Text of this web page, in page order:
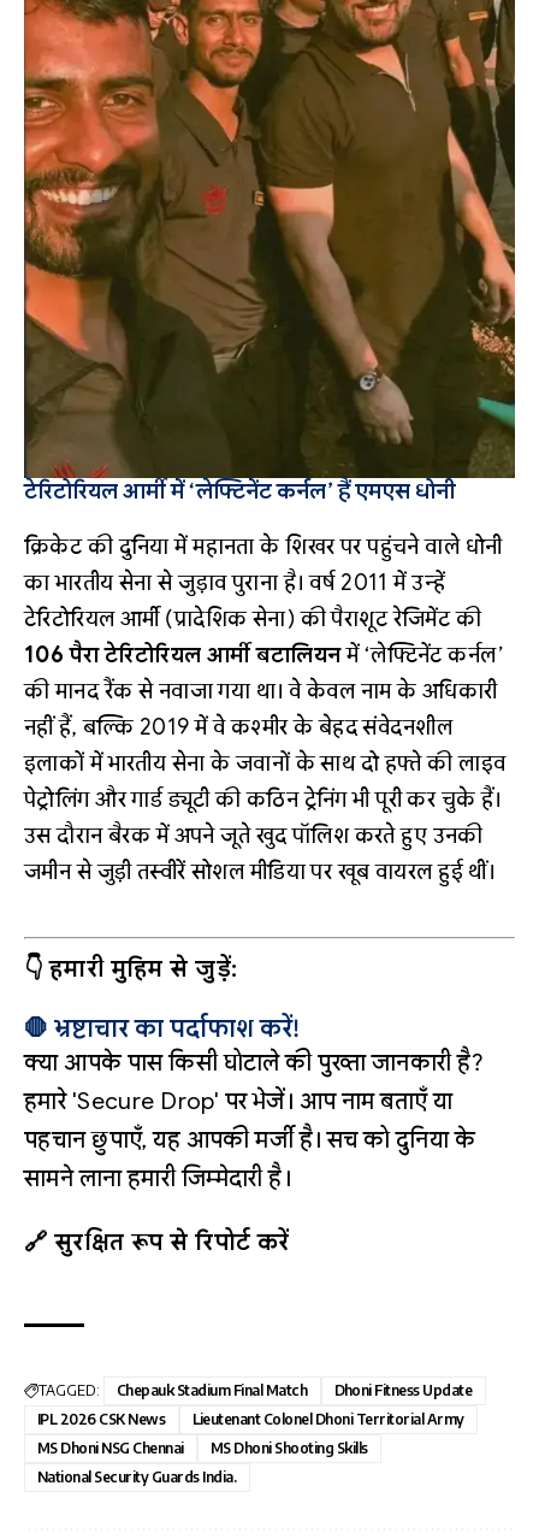
टेरिटोरियल आर्मी में ‘लेफ्टिनेंट कर्नल’ हैं एमएस धोनी
क्रिकेट की दुनिया में महानता के शिखर पर पहुंचने वाले धोनी
का भारतीय सेना से जुड़ाव पुराना है। वर्ष 2011 में उन्हें
टेरिटोरियल आर्मी (प्रादेशिक सेना) की पैराशूट रेजिमेंट की
106 पैरा टेरिटोरियल आर्मी बटालियनमें ‘लेफ्टिनेंट कर्नल’
की मानद रैंक से नवाजा गया था। वे केवल नाम के अधिकारी
नहीं हैं, बल्कि 2019 में वे कश्मीर के बेहद संवेदनशील
इलाकों में भारतीय सेना के जवानों के साथ दो हफ्ते की लाइव
पेट्रोलिंग और गार्ड ड्यूटी की कठिन ट्रेनिंग भी पूरी कर चुके हैं।
उस दौरान बैरक में अपने जूते खुद पॉलिश करते हुए उनकी
जमीन से जुड़ी तस्वीरें सोशल मीडिया पर खूब वायरल हुई थीं।
👇 हमारी मुहिम से जुड़ें:
🛑 भ्रष्टाचार का पर्दाफाश करें!
क्या आपके पास किसी घोटाले की पुख्ता जानकारी है?
हमारे 'Secure Drop' पर भेजें। आप नाम बताएँ या
पहचान छुपाएँ, यह आपकी मर्जी है। सच को दुनिया के
सामने लाना हमारी जिम्मेदारी है।
🔗 सुरक्षित रूप से रिपोर्ट करें
TAGGED: Chepauk Stadium Final Match
Dhoni Fitness Update
IPL 2026 CSK News
Lieutenant Colonel Dhoni Territorial Army
MS Dhoni NSG Chennai
MS Dhoni Shooting Skills
National Security Guards India.